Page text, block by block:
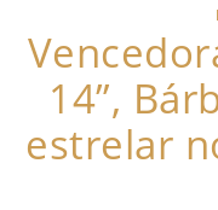
14”,
estrelar